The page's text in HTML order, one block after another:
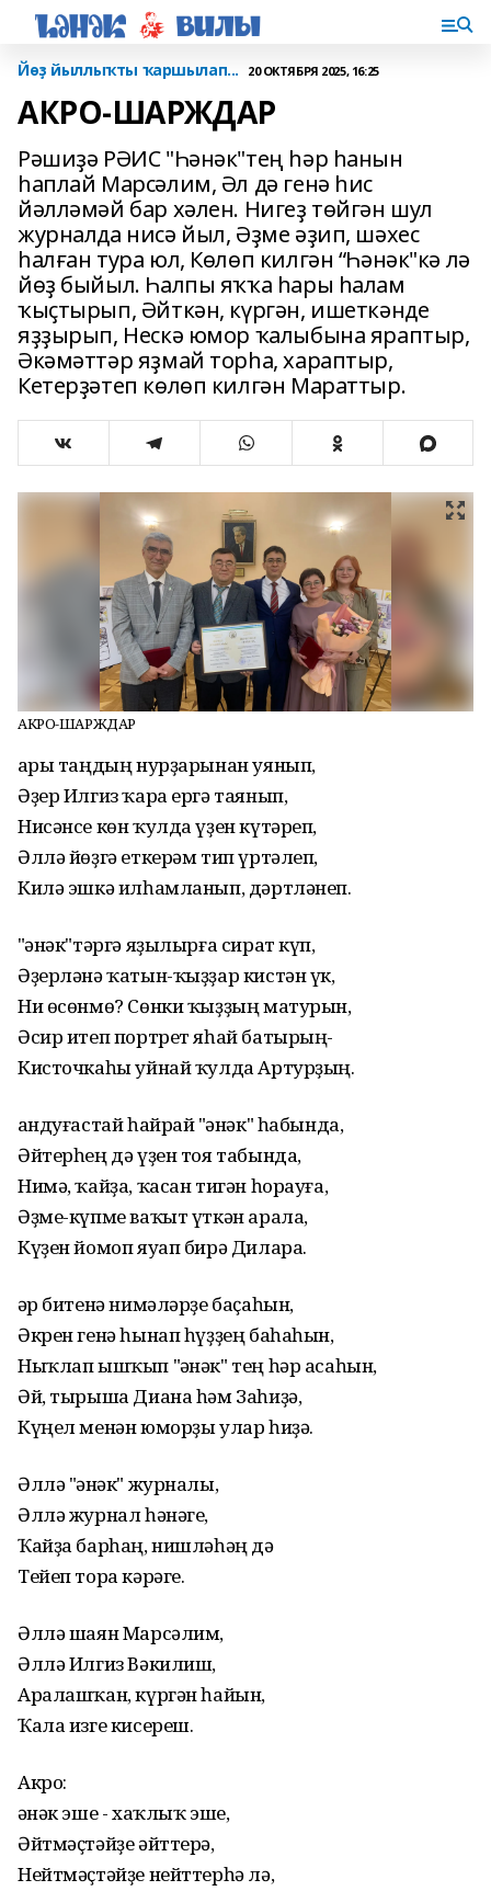
Йөҙ йыллыҡты ҡаршылап... 20 ОКТЯБРЯ 2025, 16:25
АКРО-ШАРЖДАР
Рәшиҙә РӘИС "Һәнәк"тең һәр һанын
һаплай Марсәлим, Әл дә генә һис
йәлләмәй бар хәлен. Нигеҙ төйгән шул
журналда нисә йыл, Әҙме әҙип, шәхес
һалған тура юл, Көлөп килгән “Һәнәк"кә лә
йөҙ быйыл. Һалпы яҡҡа һары һалам
ҡыҫтырып, Әйткән, күргән, ишеткәнде
яҙҙырып, Нескә юмор ҡалыбына яраптыр,
Әкәмәттәр яҙмай торһа, хараптыр,
Кетерҙәтеп көлөп килгән Мараттыр.
АКРО-ШАРЖДАР
Һары таңдың нурҙарынан уянып,
Әҙер Илгиз ҡара ергә таянып,
Нисәнсе көн ҡулда үҙен күтәреп,
Әллә йөҙгә еткерәм тип үртәлеп,
Килә эшкә илһамланып, дәртләнеп.
"Һәнәк"тәргә яҙылырға сират күп,
Әҙерләнә ҡатын-ҡыҙҙар кистән үк,
Ни өсөнмө? Сөнки ҡыҙҙың матурын,
Әсир итеп портрет яһай батырың-
Кисточкаһы уйнай ҡулда Артурҙың.
Һандуғастай һайрай "Һәнәк" һабында,
Әйтерһең дә үҙен тоя табында,
Нимә, ҡайҙа, ҡасан тигән һорауға,
Әҙме-күпме ваҡыт үткән арала,
Күҙен йомоп яуап бирә Дилара.
Һәр битенә нимәләрҙе баҫаһын,
Әкрен генә һынап һүҙҙең баһаһын,
Ныҡлап ышҡып "Һәнәк" тең һәр асаһын,
Әй, тырыша Диана һәм Заһиҙә,
Күңел менән юморҙы улар һиҙә.
Әллә "Һәнәк" журналы,
Әллә журнал һәнәге,
Ҡайҙа барһаң, нишләһәң дә
Тейеп тора кәрәге.
Әллә шаян Марсәлим,
Әллә Илгиз Вәкилиш,
Аралашҡан, күргән һайын,
Ҡала изге кисереш.
Акро:
Һәнәк эше - хаҡлыҡ эше,
Әйтмәҫтәйҙе әйттерә,
Нейтмәҫтәйҙе нейттерһә лә,